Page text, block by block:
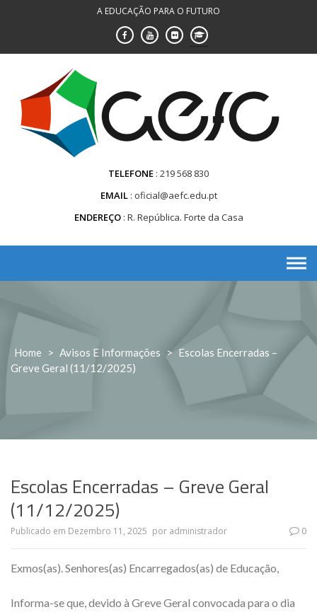
A EDUCAÇÃO PARA O FUTURO
TELEFONE 219 568 830
EMAIL oficial@aefc.edu.pt
ENDEREÇO R. República. Forte da Casa
Home > Avisos E Informações > Escolas Encerradas –
Greve Geral (11/12/2025)
Escolas Encerradas – Greve Geral
(11/12/2025)
Publicado em Dezembro 11, 2025 por administrador 0
Exmos(as). Senhores(as) Encarregados(as) de Educação,
Informa-se que, devido à Greve Geral convocada para o dia